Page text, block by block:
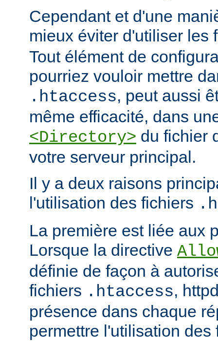
Cependant et d'une
mieux éviter d'utiliser les
Tout élément de
pourriez vouloir mettre
.htaccess, peut aussi
même efficacité, dans
<Directory> du fichier
votre serveur principal.
Il y a deux raisons
l'utilisation des fichiers
La première est liée aux
Lorsque la directive
définie de façon à
fichiers .htaccess,
présence dans chaque
permettre l'utilisation